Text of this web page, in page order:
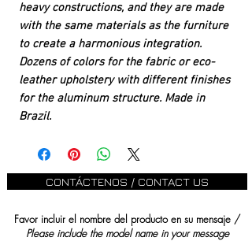
heavy constructions, and they are made
with the same materials as the furniture
to create a harmonious integration.
Dozens of colors for the fabric or eco-
leather upholstery with different finishes
for the aluminum structure. Made in
Brazil.
CONTÁCTENOS / CONTACT US
Favor incluir el nombre del producto en su mensaje /
Please include the model name in your message